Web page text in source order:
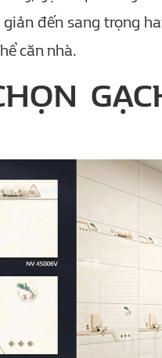
đến sang trọng
căn nhà.